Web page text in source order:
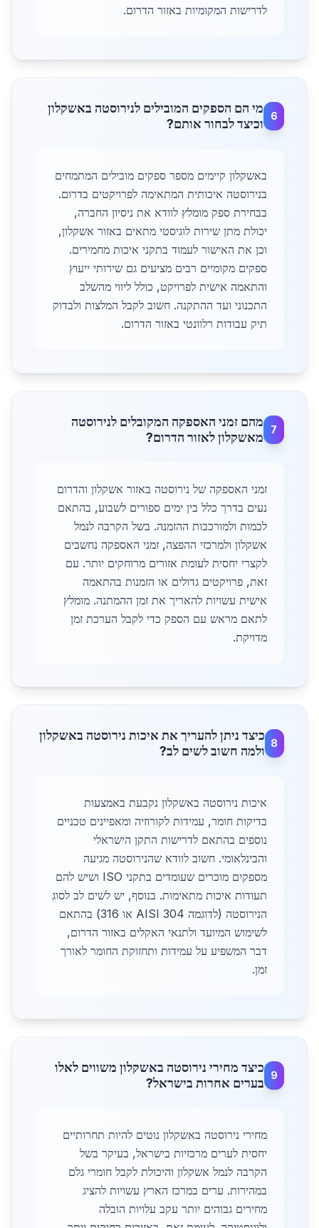
לדרישות המקומיות באזור הדרום.
6
מי הם הספקים המובילים לנירוסטה באשקלון
וכיצד לבחור אותם?
באשקלון קיימים מספר ספקים מובילים המתמחים
בנירוסטה איכותית המתאימה לפרויקטים בדרום.
בבחירת ספק מומלץ לוודא את ניסיון החברה,
יכולת מתן שירות לוגיסטי מתאים באזור אשקלון,
וכן את האישור לעמוד בתקני איכות מחמירים.
ספקים מקומיים רבים מציעים גם שירותי ייעוץ
והתאמה אישית לפרויקט, כולל ליווי מהשלב
התכנוני ועד ההתקנה. חשוב לקבל המלצות ולבדוק
תיק עבודות רלוונטי באזור הדרום.
7
מהם זמני האספקה המקובלים לנירוסטה
מאשקלון לאזור הדרום?
זמני האספקה של נירוסטה באזור אשקלון והדרום
נעים בדרך כלל בין ימים ספורים לשבוע, בהתאם
לכמות ולמורכבות ההזמנה. בשל הקרבה לנמל
אשקלון ולמרכזי ההפצה, זמני האספקה נחשבים
לקצרי יחסית לעומת אזורים מרוחקים יותר. עם
זאת, פרויקטים גדולים או הזמנות בהתאמה
אישית עשויות להאריך את זמן ההמתנה. מומלץ
לתאם מראש עם הספק כדי לקבל הערכת זמן
מדויקת.
8
כיצד ניתן להעריך את איכות נירוסטה באשקלון
ולמה חשוב לשים לב?
איכות נירוסטה באשקלון נקבעת באמצעות
בדיקות חומר, עמידות לקורוזיה ומאפיינים טכניים
נוספים בהתאם לדרישות התקן הישראלי
והבינלאומי. חשוב לוודא שהנירוסטה מגיעה
מספקים מוכרים שעומדים בתקני ISO ושיש להם
תעודות איכות מתאימות. בנוסף, יש לשים לב לסוג
הנירוסטה (לדוגמה AISI 304 או 316) בהתאם
לשימוש המיועד ולתנאי האקלים באזור הדרום,
דבר המשפיע על עמידות ותחזוקת החומר לאורך
זמן.
9
כיצד מחירי נירוסטה באשקלון משווים לאלו
בערים אחרות בישראל?
מחירי נירוסטה באשקלון נוטים להיות תחרותיים
יחסית לערים מרכזיות בישראל, בעיקר בשל
הקרבה לנמל אשקלון והיכולת לקבל חומרי גלם
במהירות. ערים במרכז הארץ עשויות להציג
מחירים גבוהים יותר עקב עלויות הובלה